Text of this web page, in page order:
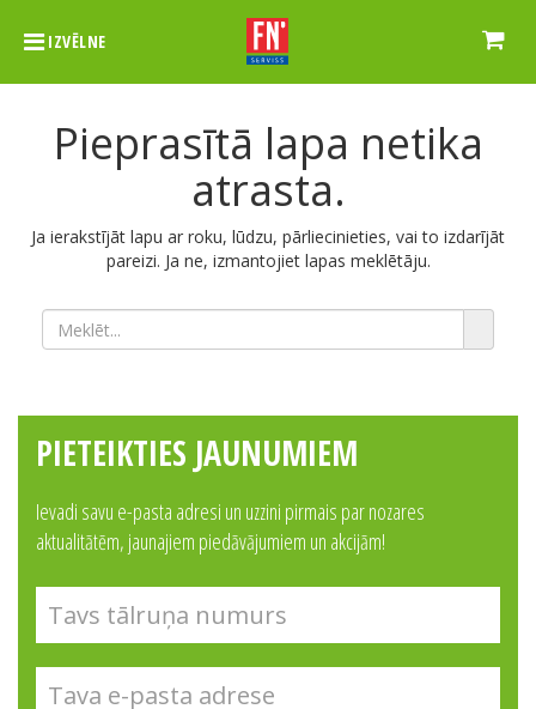
IZVĒLNE
Pieprasītā lapa netika
atrasta.
Ja ierakstījāt lapu ar roku, lūdzu, pārliecinieties, vai to izdarījāt
pareizi. Ja ne, izmantojiet lapas meklētāju.
PIETEIKTIES JAUNUMIEM
Ievadi savu e-pasta adresi un uzzini pirmais par nozares
aktualitātēm, jaunajiem piedāvājumiem un akcijām!